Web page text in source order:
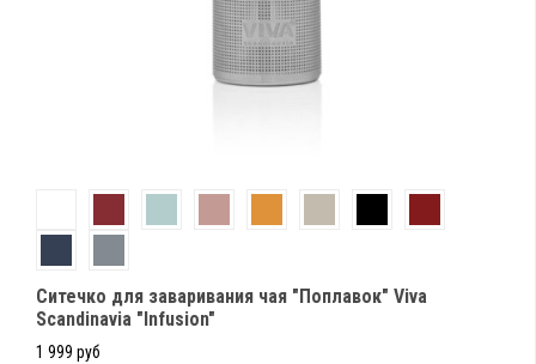
Ситечко для заваривания чая "Поплавок" Viva
Scandinavia "Infusion"
1 999 руб